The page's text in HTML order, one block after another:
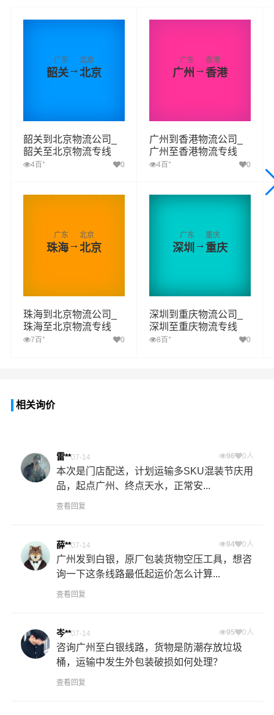
广东
韶关→
北京
北京
韶关到北京物流公司_
韶关至北京物流专线
4百 + 0
广东
广州 →
香港
香港
广州到香港物流公司_
广州至香港物流专线
4百 + 0
广东
珠海→
北京
北京
珠海到北京物流公司_
珠海至北京物流专线
7百 + 0
广东
深圳→
重庆
重庆
深圳到重庆物流公司_
深圳至重庆物流专线
8百 + 0
相关询价
雷**07-14 96 0人
本次是门店配送，计划运输多SKU混装节庆用
品，起点广州、终点天水，正常安...
查看回复
薛**07-14 94 0人
广州发到白银，原厂包装货物空压工具，想咨
询一下这条线路最低起运价怎么计算...
查看回复
岑**07-14 95 0人
咨询广州至白银线路，货物是防潮存放垃圾
桶，运输中发生外包装破损如何处理？
查看回复